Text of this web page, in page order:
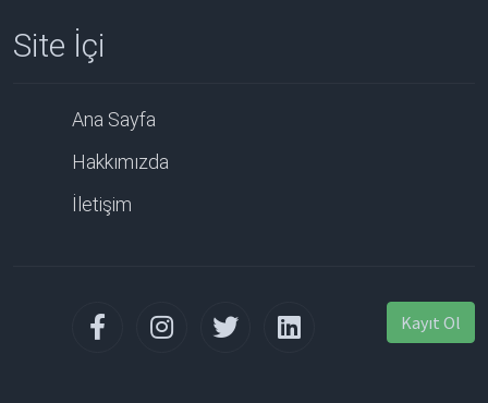
Site İçi
Ana Sayfa
Hakkımızda
İletişim
Kayıt Ol